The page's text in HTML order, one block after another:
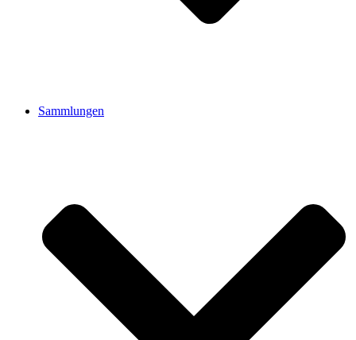
Sammlungen